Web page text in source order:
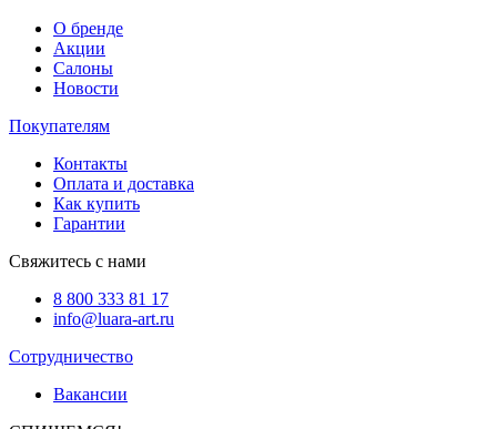
О бренде
Акции
Салоны
Новости
Покупателям
Контакты
Оплата и доставка
Как купить
Гарантии
Свяжитесь с нами
8 800 333 81 17
info@luara-art.ru
Сотрудничество
Вакансии